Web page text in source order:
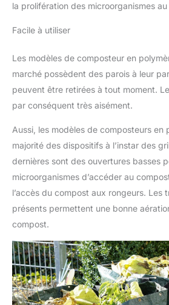
la prolifération des microorganismes
Facile à utiliser
Les modèles de composteur en
marché possèdent des parois à leur
peuvent être retirées à tout moment.
par conséquent très aisément.
Aussi, les modèles de composteurs en
majorité des dispositifs à l’instar des
dernières sont des ouvertures basses
microorganismes d’accéder au
l’accès du compost aux rongeurs. Les
présents permettent une bonne
compost.